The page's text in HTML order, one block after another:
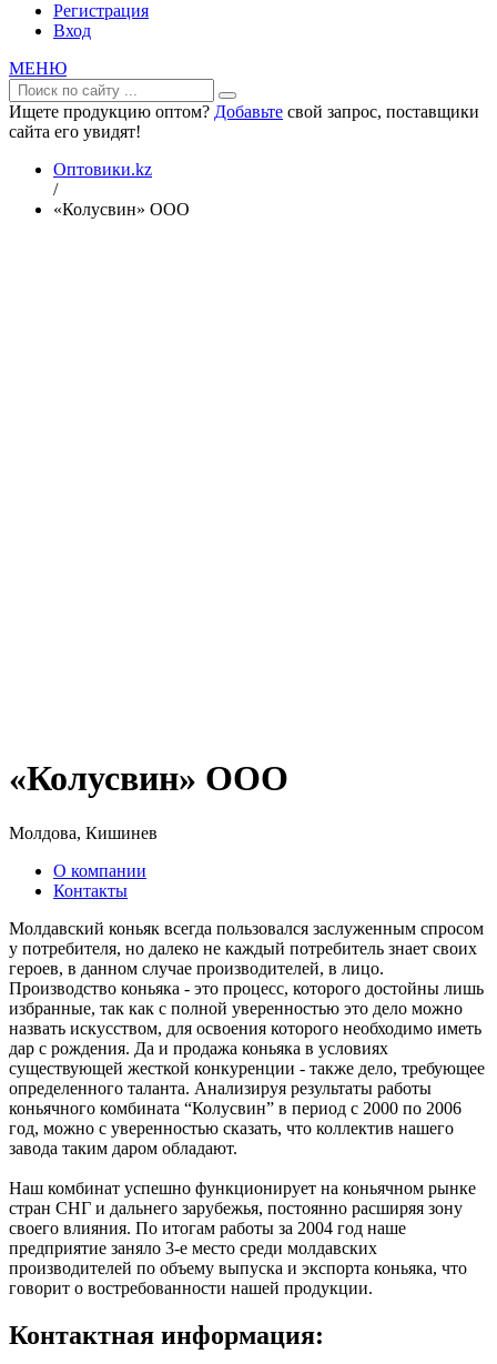
Регистрация
Вход
МЕНЮ
Ищете продукцию оптом? Добавьте свой запрос, поставщики
сайта его увидят!
Оптовики.kz
/
«Колусвин» ООО
«Колусвин» ООО
Молдова, Кишинев
О компании
Контакты
Молдавский коньяк всегда пользовался заслуженным спросом
у потребителя, но далеко не каждый потребитель знает своих
героев, в данном случае производителей, в лицо.
Производство коньяка - это процесс, которого достойны лишь
избранные, так как с полной уверенностью это дело можно
назвать искусством, для освоения которого необходимо иметь
дар с рождения. Да и продажа коньяка в условиях
существующей жесткой конкуренции - также дело, требующее
определенного таланта. Анализируя результаты работы
коньячного комбината “Колусвин” в период с 2000 по 2006
год, можно с уверенностью сказать, что коллектив нашего
завода таким даром обладают.
Наш комбинат успешно функционирует на коньячном рынке
стран СНГ и дальнего зарубежья, постоянно расширяя зону
своего влияния. По итогам работы за 2004 год наше
предприятие заняло 3-е место среди молдавских
производителей по объему выпуска и экспорта коньяка, что
говорит о востребованности нашей продукции.
Контактная информация: